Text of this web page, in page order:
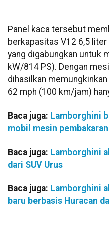
Panel kaca tersebut
berkapasitas V12 6,5
yang digabungkan untuk
kW/814 PS). Dengan
dihasilkan
62 mph (100 km/jam)
Baca juga: Lamborghini
mobil mesin
Baca juga: Lamborghini
dari SUV Urus
Baca juga: Lamborghini
baru berbasis Huracan